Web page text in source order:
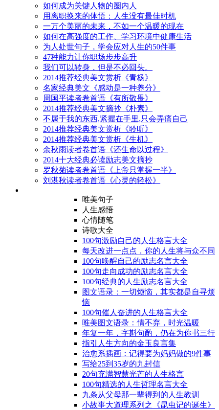
如何成为关键人物的圈内人
用离职换来的体悟：人生没有最佳时机
一万个美丽的未来，不如一个温暖的现在
如何在高强度的工作、学习环境中健康生活
为人处世句子，学会应对人生的50件事
47种能力让你职场步步高升
我们可以转身，但是不必回头。
2014推荐经典美文赏析《青杨》
名家经典美文《感动是一种养分》
周国平读者卷首语《有所敬畏》
2014推荐经典美文摘抄《朴素》
不属于我的东西,紧握在手里,只会弄痛自己
2014推荐经典美文赏析《聆听》
2014推荐经典美文赏析《生机》
余秋雨读者卷首语《还生命以过程》
2014十大经典必读励志美文摘抄
罗秋菊读者卷首语《上帝只掌握一半》
刘湛秋读者卷首语《心灵的轻松》
唯美句子
人生感悟
心情随笔
诗歌大全
100句激励自己的人生格言大全
每天改进一点点，你的人生将与众不同
100句唤醒自己的励志名言大全
100句走向成功的励志名言大全
100句经典的人生励志名言大全
图文语录：一切烦恼，其实都是自寻烦
恼
100句催人奋进的人生格言大全
唯美图文语录：情不弃，时光温暖
年复一年，字斟句酌，仍在为你书三行
指引人生方向的金玉良言集
治愈系插画：记得要为妈妈做的9件事
写给25到35岁的九封信
20句充满智慧光芒的人生格言
100句精选的人生哲理名言大全
九条从父母那一辈得到的人生教训
小故事大道理系列之《昆虫记的诞生》